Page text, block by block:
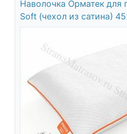
Наволочка Орматек для
Soft (чехол из сатина)